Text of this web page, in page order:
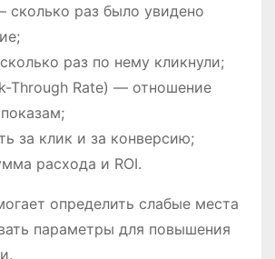
раз было увидено
раз по нему кликнули;
Through Rate) — отношение
за клик и за конверсию;
расхода и ROI.
определить слабые места
параметры для повышения